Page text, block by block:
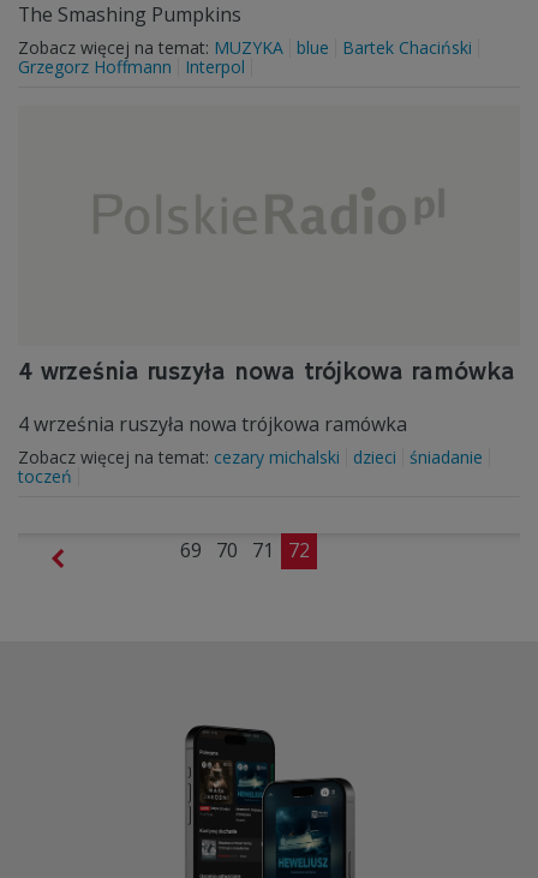
The Smashing Pumpkins
Zobacz więcej na temat: MUZYKA blue
Bartek Chaciński
Grzegorz Hoffmann
Interpol
4 września ruszyła nowa trójkowa ramówka
4 września ruszyła nowa trójkowa ramówka
Zobacz więcej na temat: cezary michalski dzieci
śniadanie
toczeń
69 70 71 72